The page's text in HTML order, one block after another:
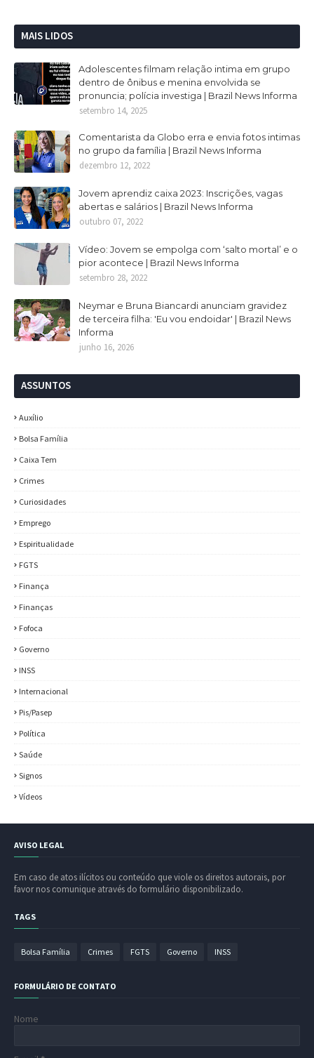
MAIS LIDOS
Adolescentes filmam relação intima em grupo
dentro de ônibus e menina envolvida se
pronuncia; polícia investiga | Brazil News Informa
setembro 14, 2025
Comentarista da Globo erra e envia fotos intimas
no grupo da família | Brazil News Informa
dezembro 12, 2022
Jovem aprendiz caixa 2023: Inscrições, vagas
abertas e salários | Brazil News Informa
outubro 07, 2022
Vídeo: Jovem se empolga com ‘salto mortal’ e o
pior acontece | Brazil News Informa
setembro 28, 2022
Neymar e Bruna Biancardi anunciam gravidez
de terceira filha: 'Eu vou endoidar' | Brazil News
Informa
junho 16, 2026
ASSUNTOS
Auxílio
Bolsa Família
Caixa Tem
Crimes
Curiosidades
Emprego
Espiritualidade
FGTS
Finança
Finanças
Fofoca
Governo
INSS
Internacional
Pis/Pasep
Política
Saúde
Signos
Vídeos
AVISO LEGAL
Em caso de atos ilícitos ou conteúdo que viole os direitos autorais, por
favor nos comunique através do formulário disponibilizado.
TAGS
Bolsa Família Crimes FGTS Governo INSS
FORMULÁRIO DE CONTATO
Nome